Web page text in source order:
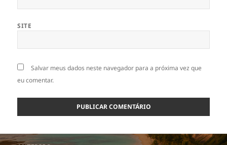
SITE
Salvar meus dados neste navegador para a próxima vez que
eu comentar.
Navegação